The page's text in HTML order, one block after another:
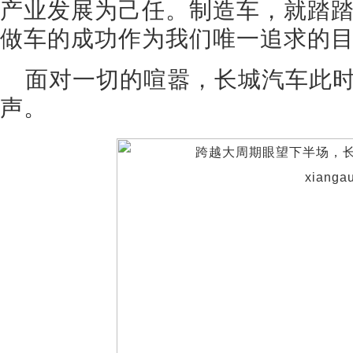
产业发展为己任。制造车，就踏
做车的成功作为我们唯一追求的
面对一切的喧嚣，长城汽车此
声。